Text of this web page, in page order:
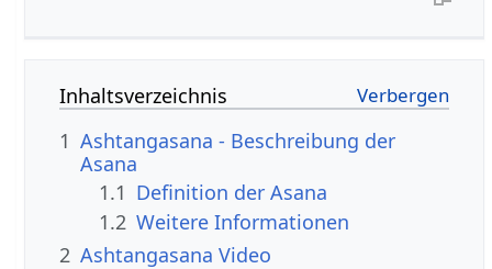
Inhaltsverzeichnis
1 Ashtangasana - Beschreibung der
Asana
1.1 Definition der Asana
1.2 Weitere Informationen
2 Ashtangasana Video